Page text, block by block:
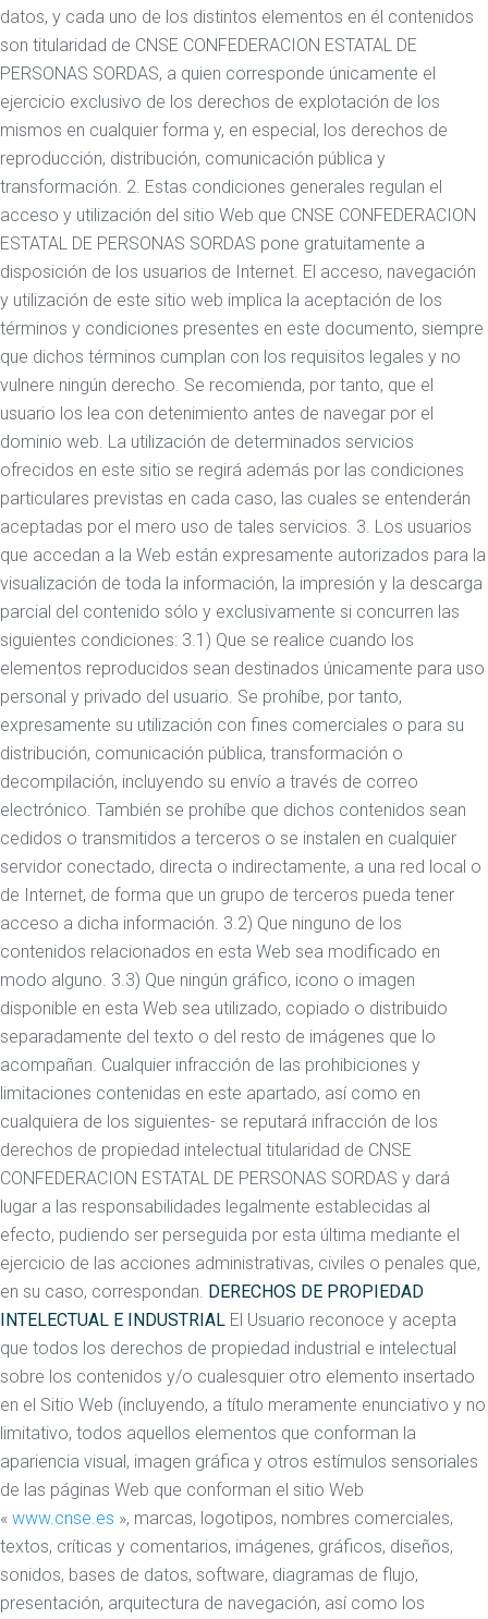
datos, y cada uno de los distintos elementos en él contenidos
son titularidad de CNSE CONFEDERACION ESTATAL DE
PERSONAS SORDAS, a quien corresponde únicamente el
ejercicio exclusivo de los derechos de explotación de los
mismos en cualquier forma y, en especial, los derechos de
reproducción, distribución, comunicación pública y
transformación. 2. Estas condiciones generales regulan el
acceso y utilización del sitio Web que CNSE CONFEDERACION
ESTATAL DE PERSONAS SORDAS pone gratuitamente a
disposición de los usuarios de Internet. El acceso, navegación
y utilización de este sitio web implica la aceptación de los
términos y condiciones presentes en este documento, siempre
que dichos términos cumplan con los requisitos legales y no
vulnere ningún derecho. Se recomienda, por tanto, que el
usuario los lea con detenimiento antes de navegar por el
dominio web. La utilización de determinados servicios
ofrecidos en este sitio se regirá además por las condiciones
particulares previstas en cada caso, las cuales se entenderán
aceptadas por el mero uso de tales servicios. 3. Los usuarios
que accedan a la Web están expresamente autorizados para la
visualización de toda la información, la impresión y la descarga
parcial del contenido sólo y exclusivamente si concurren las
siguientes condiciones: 3.1) Que se realice cuando los
elementos reproducidos sean destinados únicamente para uso
personal y privado del usuario. Se prohíbe, por tanto,
expresamente su utilización con fines comerciales o para su
distribución, comunicación pública, transformación o
decompilación, incluyendo su envío a través de correo
electrónico. También se prohíbe que dichos contenidos sean
cedidos o transmitidos a terceros o se instalen en cualquier
servidor conectado, directa o indirectamente, a una red local o
de Internet, de forma que un grupo de terceros pueda tener
acceso a dicha información. 3.2) Que ninguno de los
contenidos relacionados en esta Web sea modificado en
modo alguno. 3.3) Que ningún gráfico, icono o imagen
disponible en esta Web sea utilizado, copiado o distribuido
separadamente del texto o del resto de imágenes que lo
acompañan. Cualquier infracción de las prohibiciones y
limitaciones contenidas en este apartado, así como en
cualquiera de los siguientes- se reputará infracción de los
derechos de propiedad intelectual titularidad de CNSE
CONFEDERACION ESTATAL DE PERSONAS SORDAS y dará
lugar a las responsabilidades legalmente establecidas al
efecto, pudiendo ser perseguida por esta última mediante el
ejercicio de las acciones administrativas, civiles o penales que,
en su caso, correspondan. DERECHOS DE PROPIEDAD
INTELECTUAL E INDUSTRIAL El Usuario reconoce y acepta
que todos los derechos de propiedad industrial e intelectual
sobre los contenidos y/o cualesquier otro elemento insertado
en el Sitio Web (incluyendo, a título meramente enunciativo y no
limitativo, todos aquellos elementos que conforman la
apariencia visual, imagen gráfica y otros estímulos sensoriales
de las páginas Web que conforman el sitio Web
« www.cnse.es », marcas, logotipos, nombres comerciales,
textos, críticas y comentarios, imágenes, gráficos, diseños,
sonidos, bases de datos, software, diagramas de flujo,
presentación, arquitectura de navegación, así como los